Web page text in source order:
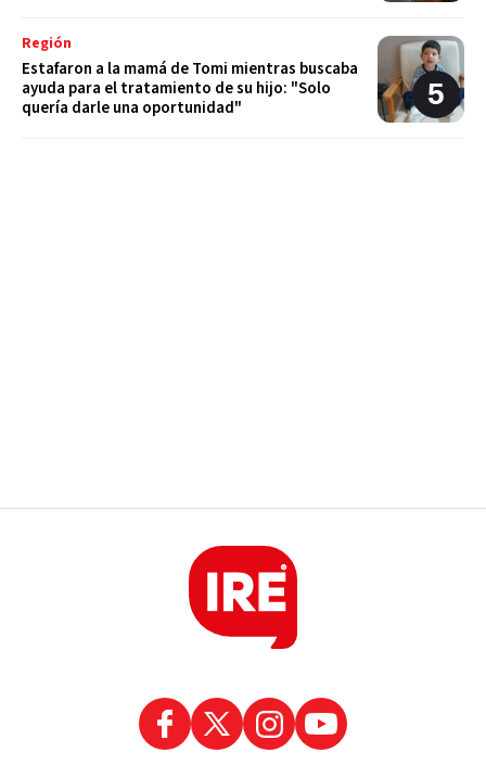
Región
Estafaron a la mamá de Tomi mientras buscaba
ayuda para el tratamiento de su hijo: "Solo
quería darle una oportunidad"